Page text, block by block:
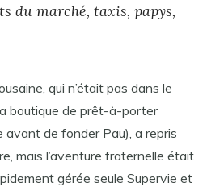
du marché, taxis, papys,
qui n’était pas dans le
boutique de prêt-à-porter
avant de fonder Pau), a repris
mais l’aventure fraternelle était
gérée seule Supervie et